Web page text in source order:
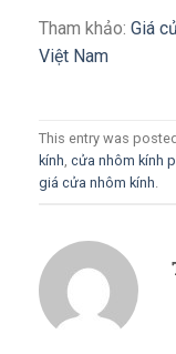
Tham khảo: Giá
Việt Nam
This entry was
kính, cửa nhôm kính
giá cửa nhôm kính.